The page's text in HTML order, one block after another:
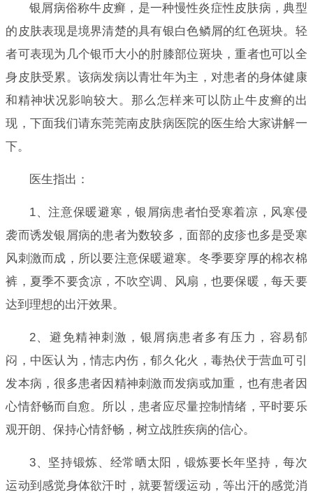
银屑病俗称牛皮癣，是一种慢性炎症性皮肤病，典型
的皮肤表现是境界清楚的具有银白色鳞屑的红色斑块。轻
者可表现为几个银币大小的肘膝部位斑块，重者也可以全
身皮肤受累。该病发病以青壮年为主，对患者的身体健康
和精神状况影响较大。那么怎样来可以防止牛皮癣的出
现，下面我们请东莞莞南皮肤病医院的医生给大家讲解一
下。
医生指出：
1、注意保暖避寒，银屑病患者怕受寒着凉，风寒侵
袭而诱发银屑病的患者为数较多，面部的皮疹也多是受寒
风刺激而成，所以要注意保暖避寒。冬季要穿厚的棉衣棉
裤，夏季不要贪凉，不吹空调、风扇，也要保暖，每天要
达到理想的出汗效果。
2、避免精神刺激，银屑病患者多有压力，容易郁
闷，中医认为，情志内伤，郁久化火，毒热伏于营血可引
发本病，很多患者因精神刺激而发病或加重，也有患者因
心情舒畅而自愈。所以，患者应尽量控制情绪，平时要乐
观开朗、保持心情舒畅，树立战胜疾病的信心。
3、坚持锻炼、经常晒太阳，锻炼要长年坚持，每次
运动到感觉身体欲汗时，就要暂缓运动，等出汗的感觉消